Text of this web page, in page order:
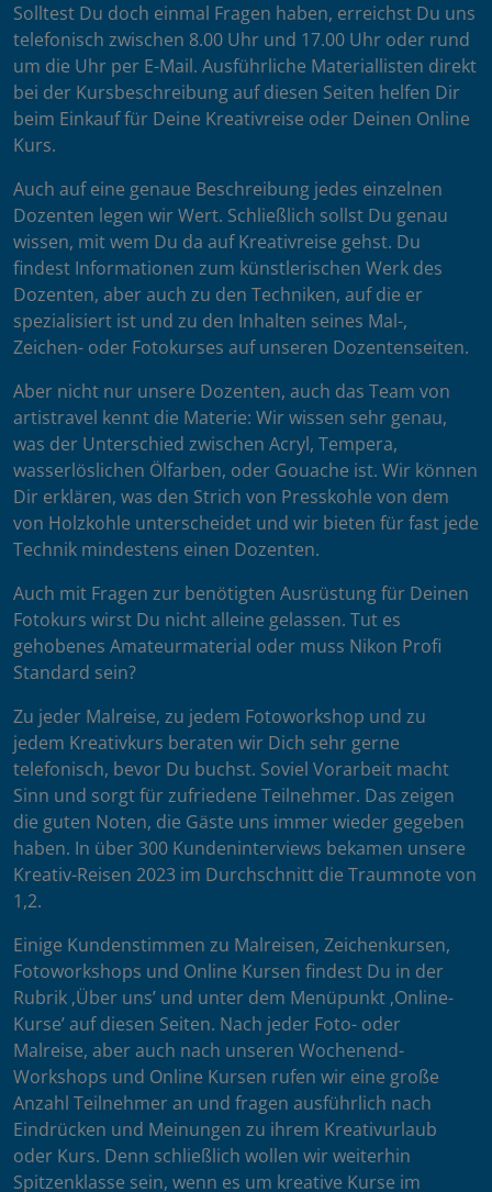
Solltest Du doch einmal Fragen haben, erreichst Du uns
telefonisch zwischen 8.00 Uhr und 17.00 Uhr oder rund
um die Uhr per E-Mail. Ausführliche Materiallisten direkt
bei der Kursbeschreibung auf diesen Seiten helfen Dir
beim Einkauf für Deine Kreativreise oder Deinen Online
Kurs.
Auch auf eine genaue Beschreibung jedes einzelnen
Dozenten legen wir Wert. Schließlich sollst Du genau
wissen, mit wem Du da auf Kreativreise gehst. Du
findest Informationen zum künstlerischen Werk des
Dozenten, aber auch zu den Techniken, auf die er
spezialisiert ist und zu den Inhalten seines Mal-,
Zeichen- oder Fotokurses auf unseren Dozentenseiten.
Aber nicht nur unsere Dozenten, auch das Team von
artistravel kennt die Materie: Wir wissen sehr genau,
was der Unterschied zwischen Acryl, Tempera,
wasserlöslichen Ölfarben, oder Gouache ist. Wir können
Dir erklären, was den Strich von Presskohle von dem
von Holzkohle unterscheidet und wir bieten für fast jede
Technik mindestens einen Dozenten.
Auch mit Fragen zur benötigten Ausrüstung für Deinen
Fotokurs wirst Du nicht alleine gelassen. Tut es
gehobenes Amateurmaterial oder muss Nikon Profi
Standard sein?
Zu jeder Malreise, zu jedem Fotoworkshop und zu
jedem Kreativkurs beraten wir Dich sehr gerne
telefonisch, bevor Du buchst. Soviel Vorarbeit macht
Sinn und sorgt für zufriedene Teilnehmer. Das zeigen
die guten Noten, die Gäste uns immer wieder gegeben
haben. In über 300 Kundeninterviews bekamen unsere
Kreativ-Reisen 2023 im Durchschnitt die Traumnote von
1,2.
Einige Kundenstimmen zu Malreisen, Zeichenkursen,
Fotoworkshops und Online Kursen findest Du in der
Rubrik ‚Über uns’ und unter dem Menüpunkt ‚Online-
Kurse’ auf diesen Seiten. Nach jeder Foto- oder
Malreise, aber auch nach unseren Wochenend-
Workshops und Online Kursen rufen wir eine große
Anzahl Teilnehmer an und fragen ausführlich nach
Eindrücken und Meinungen zu ihrem Kreativurlaub
oder Kurs. Denn schließlich wollen wir weiterhin
Spitzenklasse sein, wenn es um kreative Kurse im